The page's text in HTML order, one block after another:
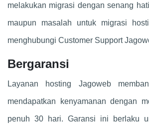
melakukan migrasi dengan senang
maupun masalah untuk migrasi
menghubungi Customer Support
Bergaransi
Layanan hosting Jagoweb
mendapatkan kenyamanan dengan
penuh 30 hari. Garansi ini berlaku